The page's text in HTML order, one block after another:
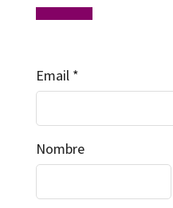
Email
Nombre